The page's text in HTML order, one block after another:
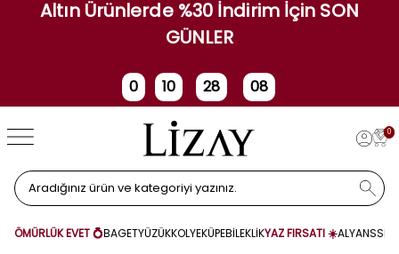
Altın Ürünlerde %30 İndirim İçin SON
GÜNLER
0
Gün
10
Saat
28 08
0
ÖMÜRLÜK EVET 💍BAGETYÜZÜKKOLYEKÜPEBİLEKLİKYAZ FIRSATI ☀️ALYANS